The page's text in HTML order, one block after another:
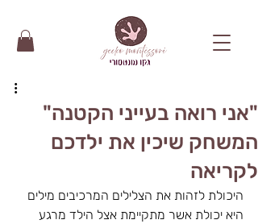
"אני רואה בעייני הקטנה"
המשחק שיכין את ילדכם
לקריאה
היכולת לזהות את הצלילים המרכיבים מילים
היא יכולת אשר מתקיימת אצל הילד מרגע